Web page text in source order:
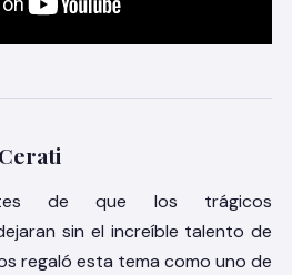
de que los trágicos
sin el increíble talento de
regaló esta tema como uno de